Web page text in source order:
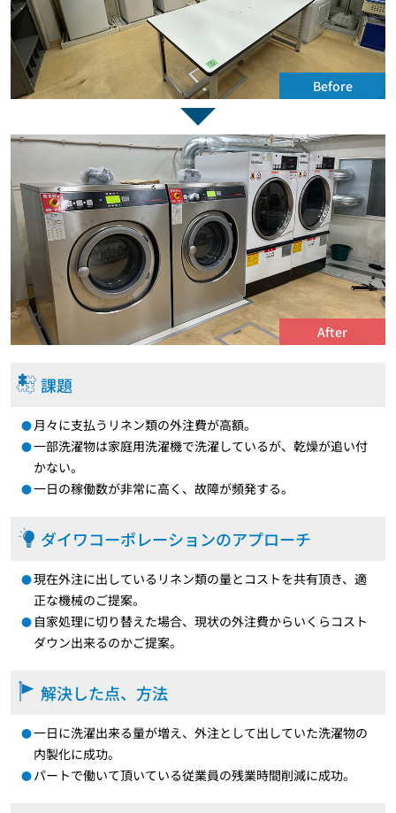
課題
月々に支払うリネン類の外注費が高額。
一部洗濯物は家庭用洗濯機で洗濯しているが、乾燥が追い付
かない。
一日の稼働数が非常に高く、故障が頻発する。
ダイワコーポレーションのアプローチ
現在外注に出しているリネン類の量とコストを共有頂き、適
正な機械のご提案。
自家処理に切り替えた場合、現状の外注費からいくらコスト
ダウン出来るのかご提案。
解決した点、方法
一日に洗濯出来る量が増え、外注として出していた洗濯物の
内製化に成功。
パートで働いて頂いている従業員の残業時間削減に成功。